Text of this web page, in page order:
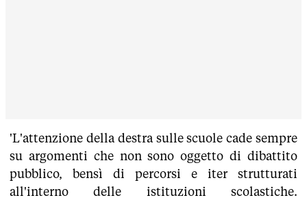
'L'attenzione della destra sulle scuole cade sempre
su argomenti che non sono oggetto di dibattito
pubblico, bensì di percorsi e iter strutturati
all'interno delle istituzioni scolastiche.